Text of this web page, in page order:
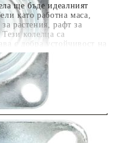
ще бъде идеалният
като работна маса,
растения, рафт за
колелца са
с добра устойчивост на
колелцата да работят
повърхности
Освен това
е силно устойчива
за здравината и
колело има максимална
включва 8 въртящи се
рамките на работния ден!